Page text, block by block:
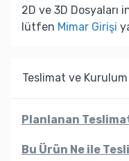
2D ve 3D Dosyaları
lütfen Mimar Girişi
Teslimat ve Kurulum
Planlanan
Bu Ürün Ne ile